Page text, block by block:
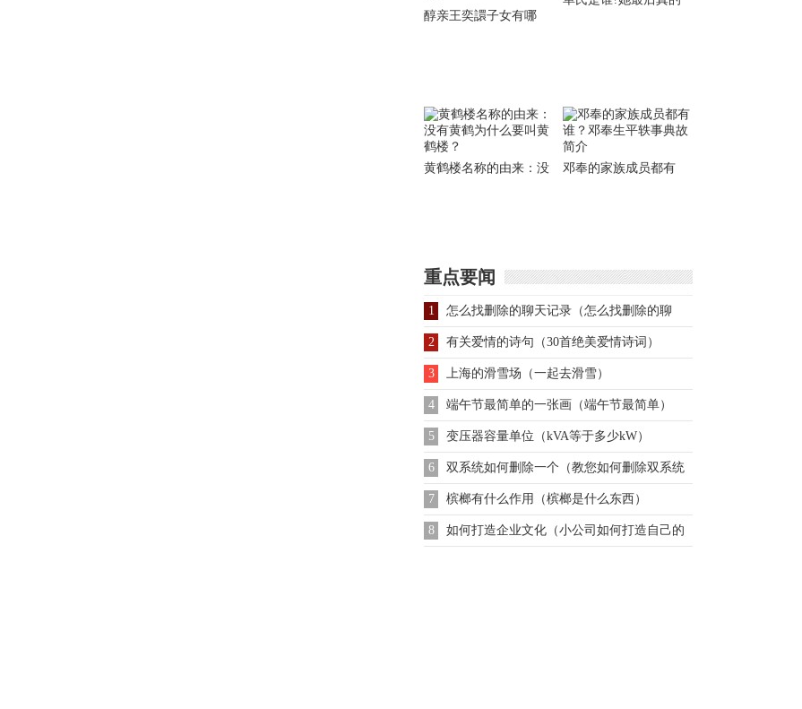
醇亲王奕譞子女有哪
黄鹤楼名称的由来：没
邓奉的家族成员都有
重点要闻
1 怎么找删除的聊天记录（怎么找删除的聊
天）
2 有关爱情的诗句（30首绝美爱情诗词）
3 上海的滑雪场（一起去滑雪）
4 端午节最简单的一张画（端午节最简单）
5 变压器容量单位（kVA等于多少kW）
6 双系统如何删除一个（教您如何删除双系统
中的一个系统）
7 槟榔有什么作用（槟榔是什么东西）
8 如何打造企业文化（小公司如何打造自己的